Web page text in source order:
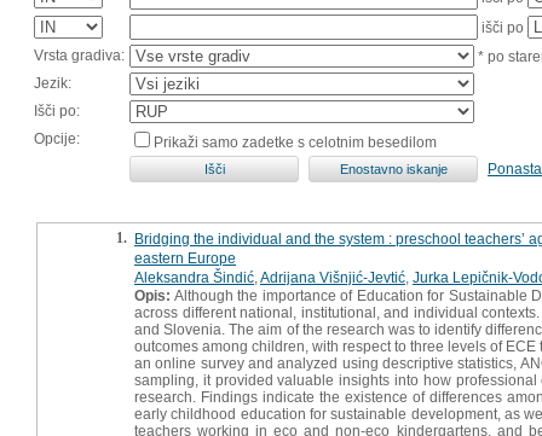
išči po
Vrsta gradiva:
* po
Jezik:
Išči po:
Opcije:
Prikaži samo zadetke s celotnim besedilom
1. Bridging the individual and the system : preschool teachers’
eastern Europe
Aleksandra Šindić Adrijana Višnjić-Jevtić Jurka Lepičnik-
Opis: Although the importance of Education for Sustainable
across different national, institutional, and individual
and Slovenia. The aim of the research was to identify
outcomes among children, with respect to three levels of
an online survey and analyzed using descriptive statistics,
sampling, it provided valuable insights into how
research. Findings indicate the existence of differences
early childhood education for sustainable development, as
teachers working in eco and non-eco kindergartens, and